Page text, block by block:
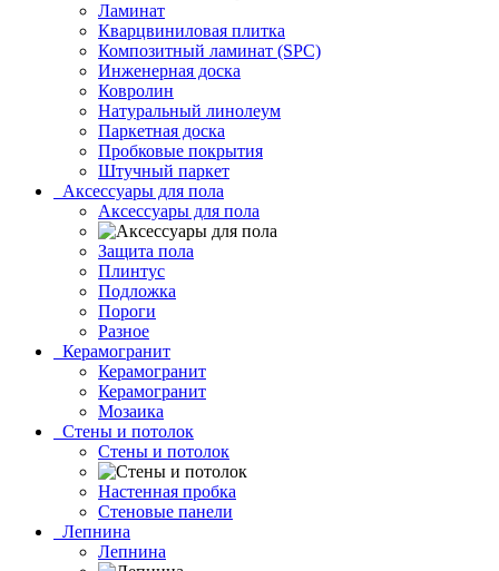
Ламинат
Кварцвиниловая плитка
Композитный ламинат (SPC)
Инженерная доска
Ковролин
Натуральный линолеум
Паркетная доска
Пробковые покрытия
Штучный паркет
Аксессуары для пола
Аксессуары для пола
Защита пола
Плинтус
Подложка
Пороги
Разное
Керамогранит
Керамогранит
Керамогранит
Мозаика
Стены и потолок
Стены и потолок
Настенная пробка
Стеновые панели
Лепнина
Лепнина